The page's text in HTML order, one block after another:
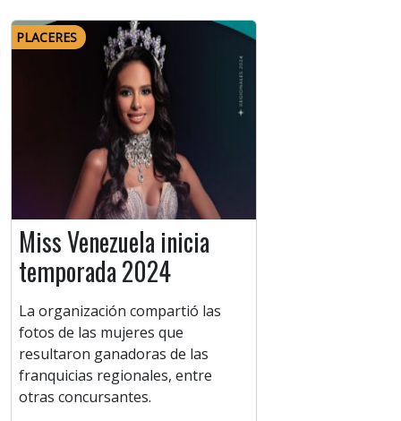
PLACERES
Miss Venezuela inicia
temporada 2024
La organización compartió las
fotos de las mujeres que
resultaron ganadoras de las
franquicias regionales, entre
otras concursantes.